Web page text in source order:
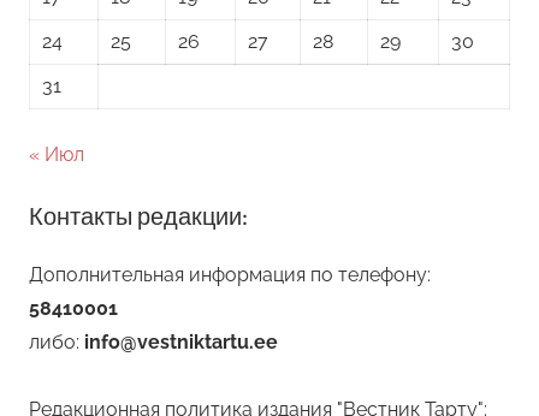
24
25 26 27 28 29
30
31
« Июл
Контакты редакции:
Дополнительная информация по телефону:
58410001
либо: info@vestniktartu.ee
Редакционная политика издания "Вестник Тарту":